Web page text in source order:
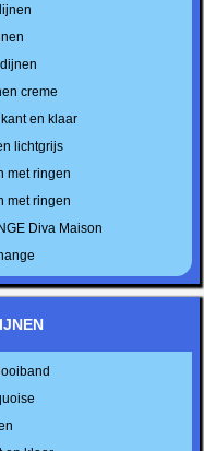
creme
en klaar
lichtgrijs
met ringen
met ringen
Diva Maison